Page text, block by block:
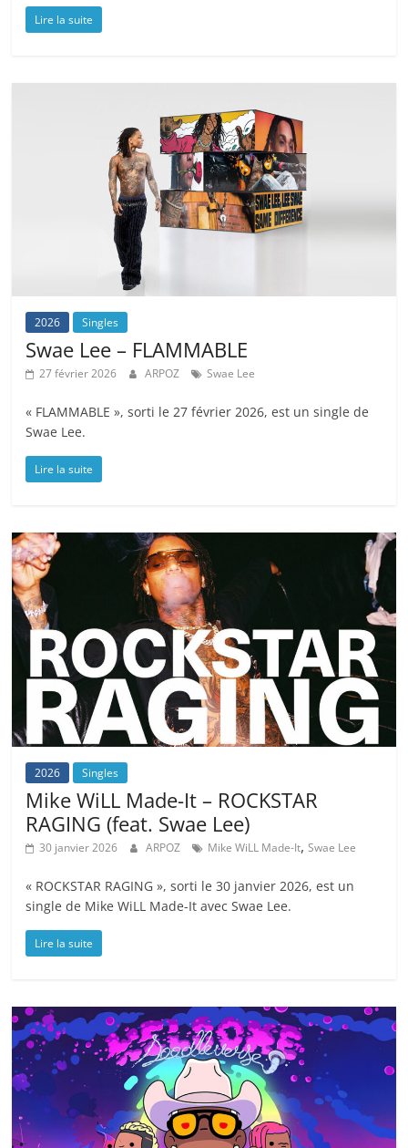
Lire la suite
2026 Singles
Swae Lee – FLAMMABLE
27 février 2026 ARPOZ Swae Lee
« FLAMMABLE », sorti le 27 février 2026, est un single de
Swae Lee.
Lire la suite
2026 Singles
Mike WiLL Made-It – ROCKSTAR
RAGING (feat. Swae Lee)
30 janvier 2026 ARPOZ Mike WiLL Made-It,Swae Lee
« ROCKSTAR RAGING », sorti le 30 janvier 2026, est un
single de Mike WiLL Made-It avec Swae Lee.
Lire la suite